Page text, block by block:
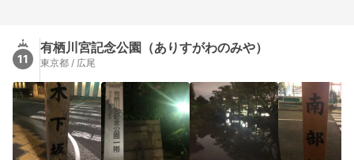
11
有栖川宮記念公園（ありすがわのみや）
東京都 / 広尾